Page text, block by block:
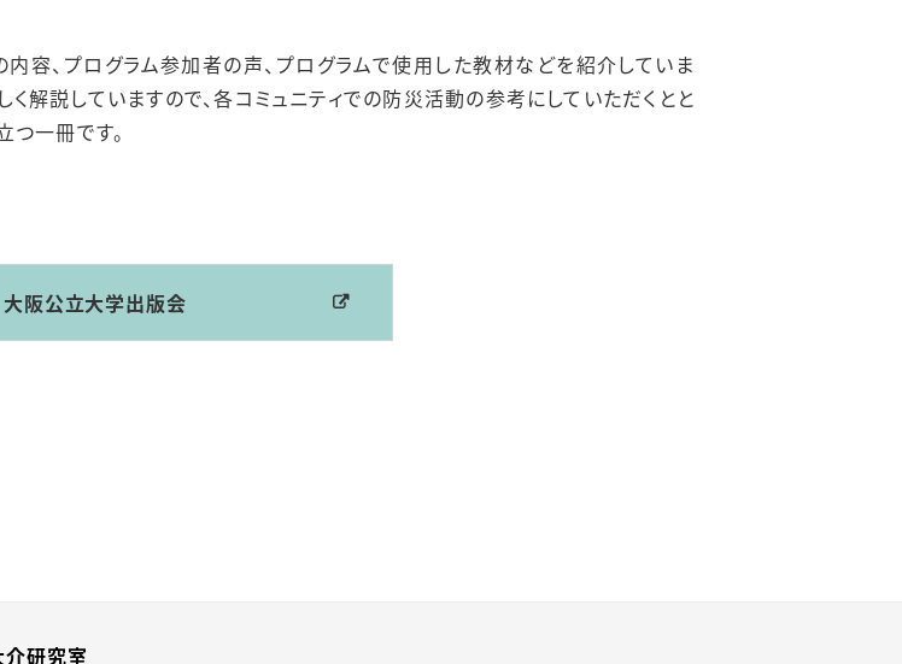
容、プログラム参加者の声、プログラムで使用した教材などを紹介していま
く解説していますので、各コミュニティでの防災活動の参考にしていただくとと
つ一冊です。
阪公立大学出版会
研究室